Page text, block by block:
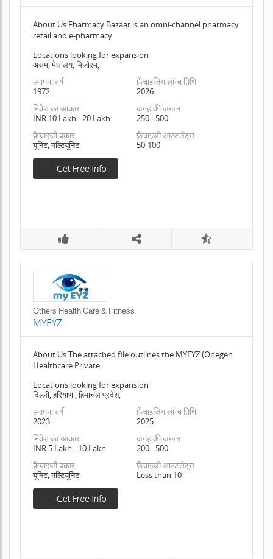
About Us Fharmacy Bazaar is an omni-channel pharmacy
retail and e-pharmacy
Locations looking for expansion
असम, मेघालय, मिजोरम,
स्थापना वर्ष
1972
फ़्रैंचाइजिंग लॉन्च तिथि
2026
निवेश का आकार
INR 10 Lakh - 20 Lakh
जगह की जरुरत
250 - 500
फ़्रैंचाइजी प्रकार
यूनिट, मल्टियूनिट
फ़्रैंचाइजी आउटलेट्स
50-100
Others Health Care & Fitness
MYEYZ
About Us The attached file outlines the MYEYZ (Onegen
Healthcare Private
Locations looking for expansion
दिल्ली, हरियाणा, हिमाचल प्रदेश,
स्थापना वर्ष
2023
फ़्रैंचाइजिंग लॉन्च तिथि
2025
निवेश का आकार
INR 5 Lakh - 10 Lakh
जगह की जरुरत
200 - 500
फ़्रैंचाइजी प्रकार
यूनिट, मल्टियूनिट
फ़्रैंचाइजी आउटलेट्स
Less than 10